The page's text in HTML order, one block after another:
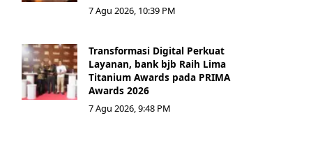
7 Agu 2026, 10:39 PM
Transformasi Digital Perkuat
Layanan, bank bjb Raih Lima
Titanium Awards pada PRIMA
Awards 2026
7 Agu 2026, 9:48 PM